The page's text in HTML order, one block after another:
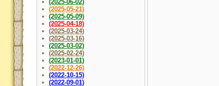
(2025-06-02)
(2025-05-21)
(2025-05-09)
(2025-04-18)
(2025-03-24)
(2025-03-16)
(2025-03-02)
(2025-02-24)
(2023-01-01)
(2022-12-26)
(2022-10-15)
(2022-09-01)